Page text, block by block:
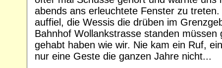
abends ans erleuchtete Fenster zu
auffiel, die Wessis die drüben im
Bahnhof Wollankstrasse standen müssen
gehabt haben wie wir. Nie kam ein Ruf,
nur eine Geste die ganzen Jahre nicht...